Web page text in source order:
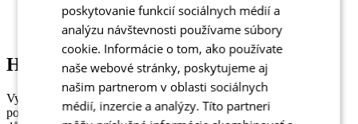
HLAVNÍ MATERIÁL - CARBON Z1
Vylepšená verze našeho osvědčeného materiálu Carbon. Lehká,
polyesterová tkanina s příměsí karbonového vlákna pomáhá
poskytovanie funkcií sociálnych médií a
analýzu návštevnosti používame súbory
cookie. Informácie o tom, ako používate
naše webové stránky, poskytujeme aj
našim partnerom v oblasti sociálnych
médií, inzercie a analýzy. Títo partneri